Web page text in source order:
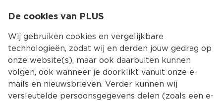
Kies jouw
De cookies van PLUS
Wij gebruiken cookies en vergelijkbare
technologieën, zodat wij en derden jouw gedrag op
onze website(s), maar ook daarbuiten kunnen
volgen, ook wanneer je doorklikt vanuit onze e-
mails en nieuwsbrieven. Verder kunnen wij
versleutelde persoonsgegevens delen (zoals een e-